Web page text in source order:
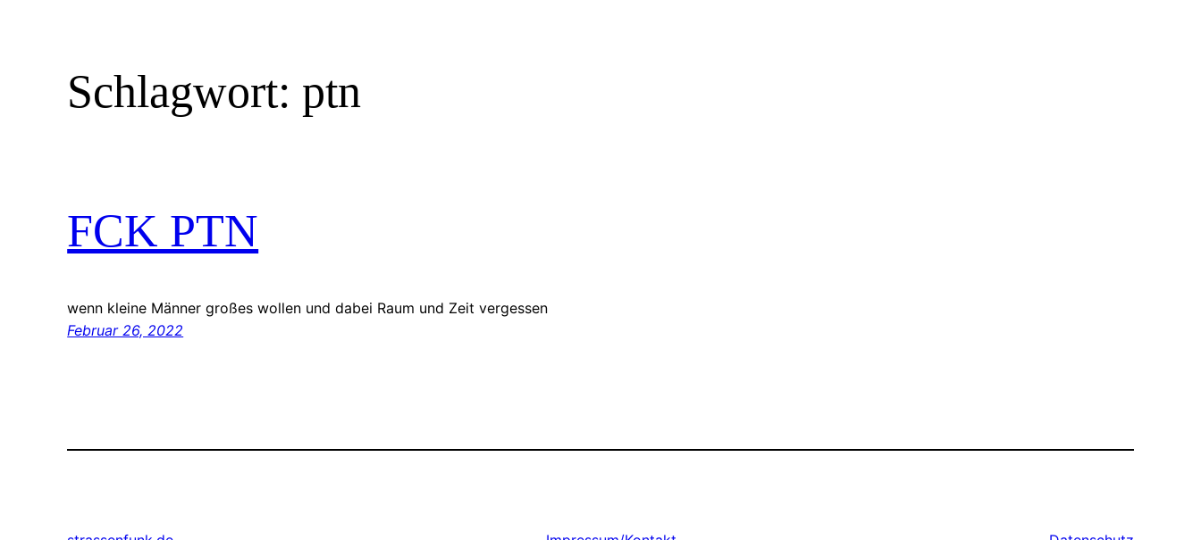
Schlagwort: ptn
FCK PTN
wenn kleine Männer großes wollen und dabei Raum und Zeit vergessen
Februar 26, 2022